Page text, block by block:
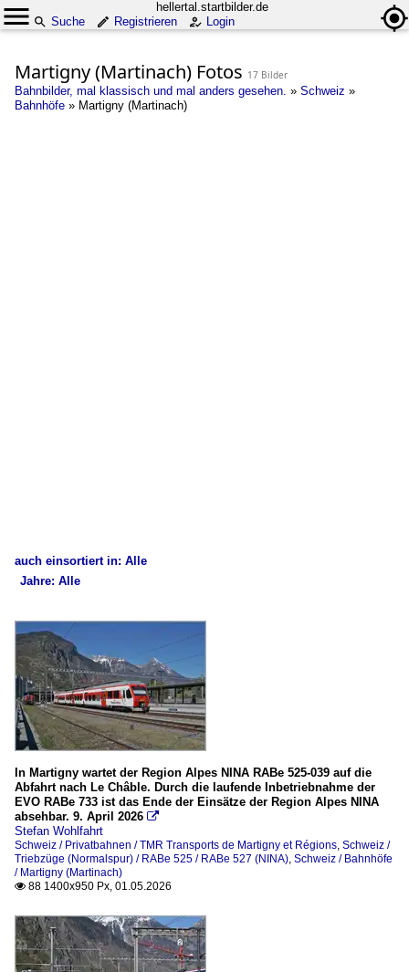
hellertal.startbilder.de
Suche
Registrieren Login
Martigny (Martinach) Fotos 17 Bilder
Bahnbilder, mal klassisch und mal anders gesehen. » Schweiz »
Bahnhöfe » Martigny (Martinach)
auch einsortiert in: Alle
Schweiz
Dieselloks (Normalspur)
Am 843 (Mak 1700)
Tm 232.1, ex Tm IV (Rangiertraktoren)
E-Loks (Normalspur)
Re 4/4 II (Re 420)
Re 460
Te III (Normalspur)
TNT Train Nostalgique du Trient
Jahre: Alle
Alle Jahre
1990
1998
2020
2023
2024
2026
In Martigny wartet der Region Alpes NINA RABe 525-039 auf die
Abfahrt nach Le Châble. Durch die laufende Inbetriebnahme der
EVO RABe 733 ist das Ende der Einsätze der Region Alpes NINA
absehbar. 9. April 2026 
Stefan Wohlfahrt
Schweiz / Privatbahnen / TMR Transports de Martigny et Régions, Schweiz /
Triebzüge (Normalspur) / RABe 525 / RABe 527 (NINA), Schweiz / Bahnhöfe
/ Martigny (Martinach)
 88 1400x950 Px, 01.05.2026